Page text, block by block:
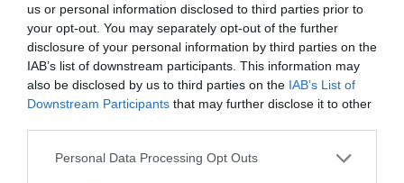
us or personal information disclosed to third parties prior to
your opt-out. You may separately opt-out of the further
disclosure of your personal information by third parties on the
IAB’s list of downstream participants. This information may
also be disclosed by us to third parties on the IAB’s List of
Downstream Participants that may further disclose it to other
Please note that this website/app uses one or more Google
Personal Data Processing Opt Outs